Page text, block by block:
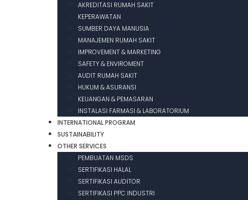
AKREDITASI RUMAH SAKIT
KEPERAWATAN
SUMBER DAYA MANUSIA
MANAJEMEN RUMAH SAKIT
IMPROVEMENT & MARKETING
SAFETY & ENVIROMENT
AUDIT RUMAH SAKIT
HUKUM & ASURANSI
KEUANGAN & PEMASARAN
INSTALASI FARMASI & LABORATORIUM
INTERNATIONAL PROGRAM
SUSTAINABILITY
OTHER SERVICES
PEMBUATAN MSDS
SERTIFIKASI HALAL
SERTIFIKASI AUDITOR
SERTIFIKASI PPC INDUSTRI